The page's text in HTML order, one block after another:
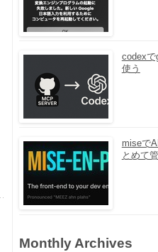
codexで
使う
miseで
とめて
Monthly Archives